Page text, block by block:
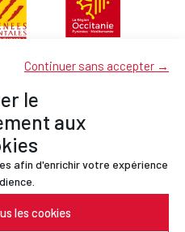
le
aux
afin d'enrichir votre expérience
les cookies
Continuer sans accepter →